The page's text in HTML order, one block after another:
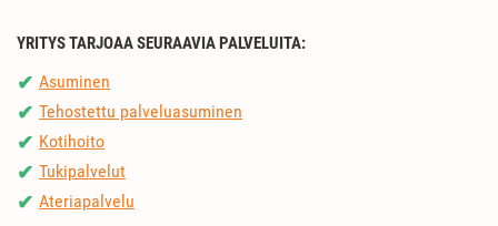
YRITYS TARJOAA SEURAAVIA PALVELUITA:
✔ Asuminen
✔ Tehostettu palveluasuminen
✔ Kotihoito
✔ Tukipalvelut
✔ Ateriapalvelu